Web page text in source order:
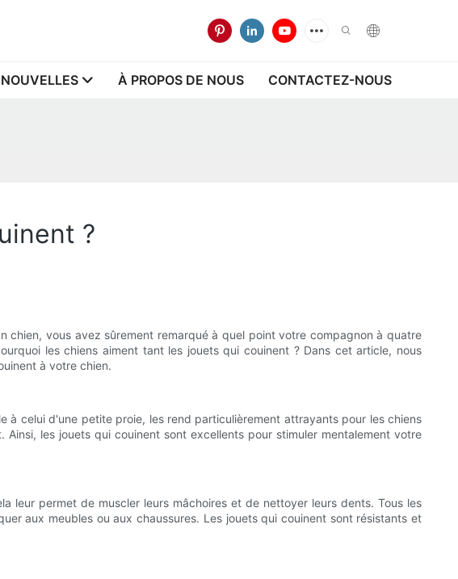
NOUVELLES À PROPOS DE NOUS CONTACTEZ-NOUS
?
chien, vous avez sûrement remarqué à quel point votre compagnon à quatre
les chiens aiment tant les jouets qui couinent ? Dans cet article, nous
à votre chien.
à celui d'une petite proie, les rend particulièrement attrayants pour les chiens
les jouets qui couinent sont excellents pour stimuler mentalement votre
leur permet de muscler leurs mâchoires et de nettoyer leurs dents. Tous les
aux meubles ou aux chaussures. Les jouets qui couinent sont résistants et